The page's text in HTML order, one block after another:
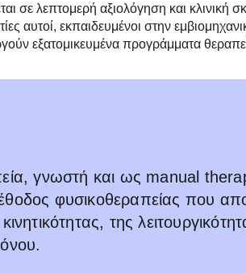
σε λεπτομερή αξιολόγηση και κλινική
αυτοί, εκπαιδευμένοι στην
εξατομικευμένα προγράμματα
γνωστή και ως manual
φυσικοθεραπείας που
της